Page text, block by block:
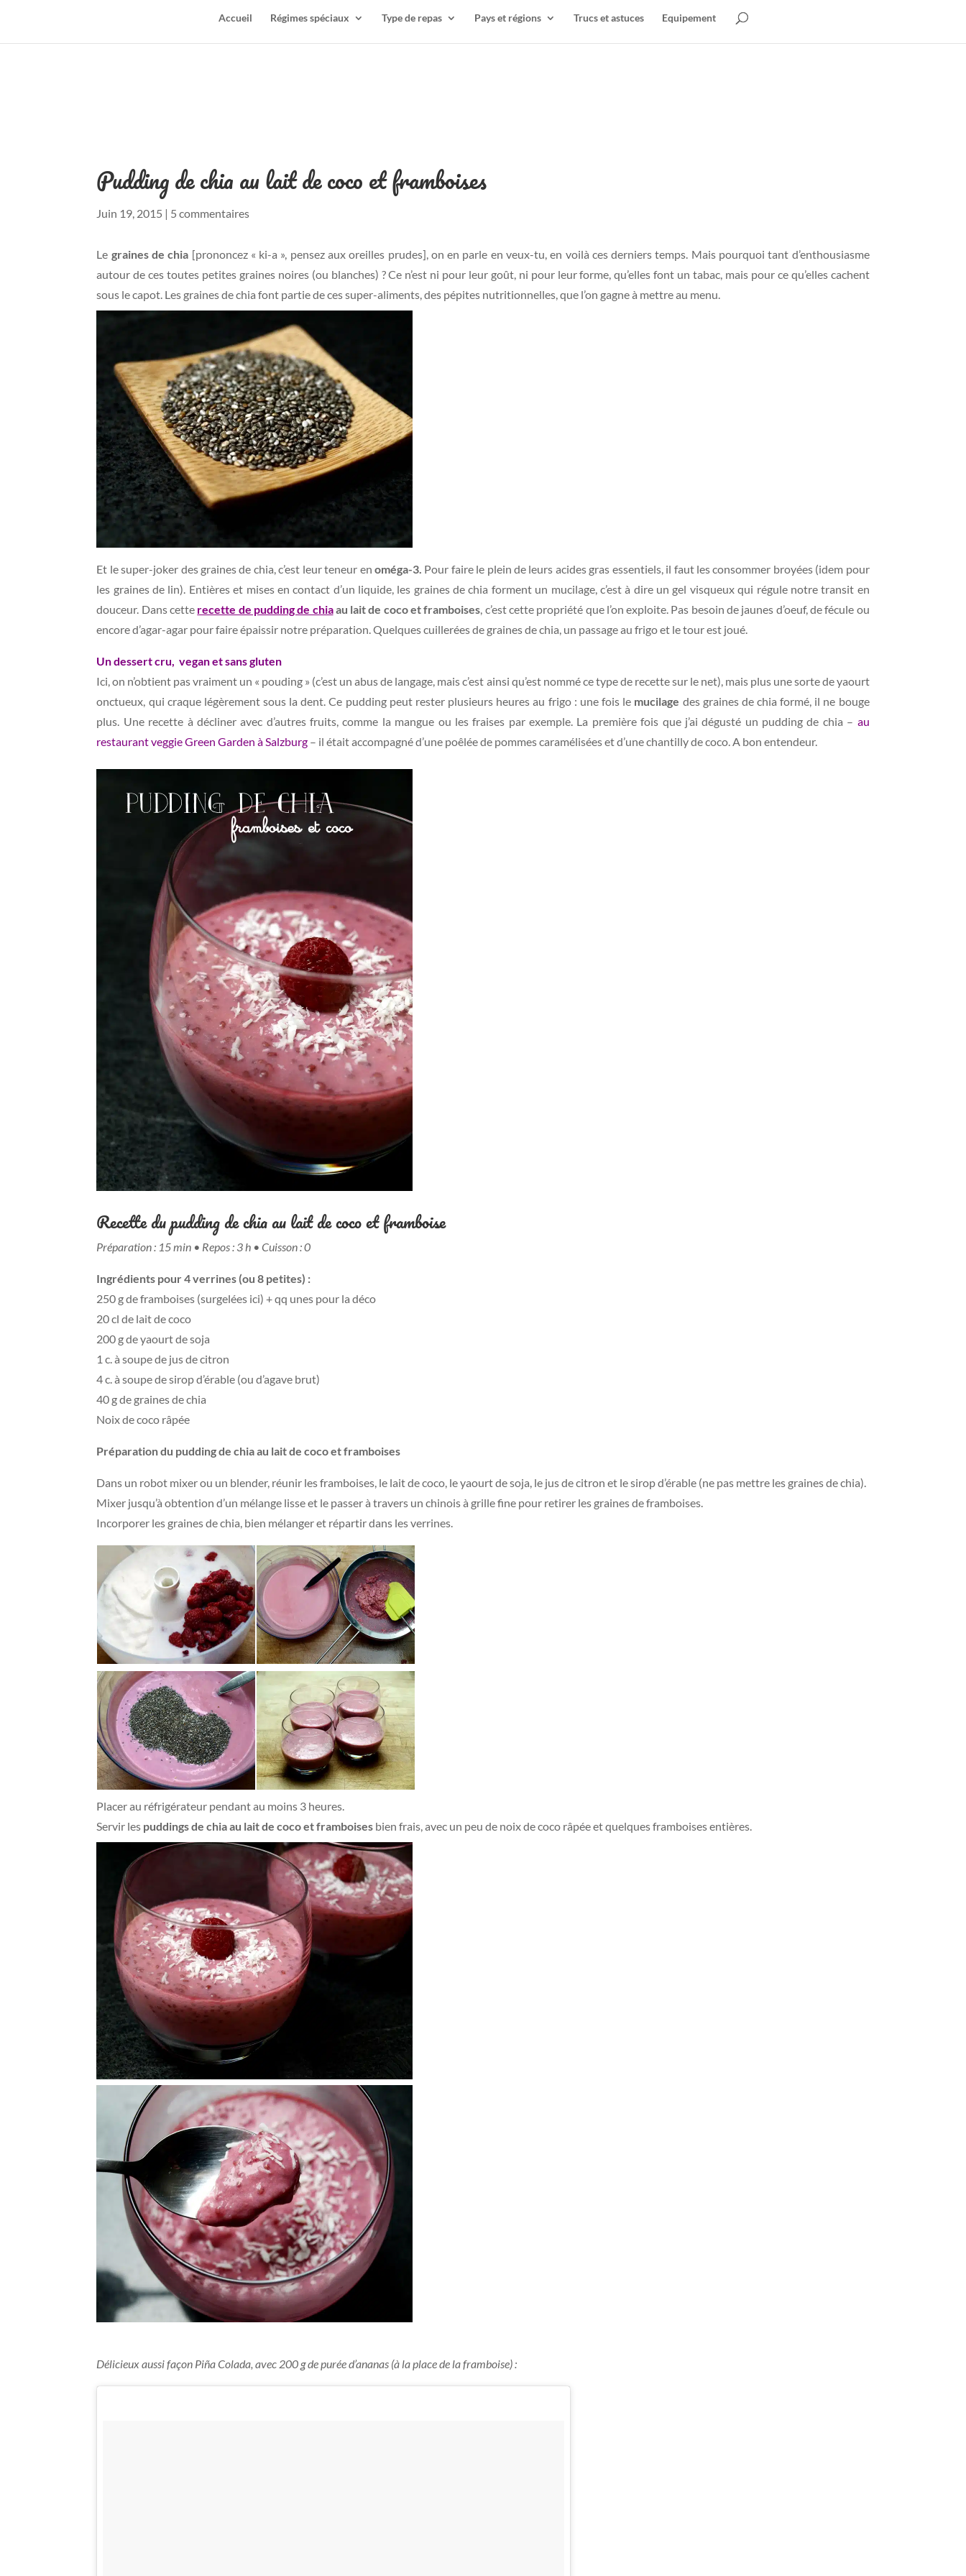
Accueil Régimes spéciaux Type de repas Pays et régions Trucs et astuces Equipement
Pudding de chia au lait de coco et framboises
Juin 19, 2015 | 5 commentaires
Le graines de chia [prononcez « ki-a », pensez aux oreilles prudes], on en parle en veux-tu, en voilà ces derniers temps. Mais pourquoi tant d’enthousiasme
autour de ces toutes petites graines noires (ou blanches) ? Ce n’est ni pour leur goût, ni pour leur forme, qu’elles font un tabac, mais pour ce qu’elles cachent
sous le capot. Les graines de chia font partie de ces super-aliments, des pépites nutritionnelles, que l’on gagne à mettre au menu.
Et le super-joker des graines de chia, c’est leur teneur en oméga-3. Pour faire le plein de leurs acides gras essentiels, il faut les consommer broyées (idem pour
les graines de lin). Entières et mises en contact d’un liquide, les graines de chia forment un mucilage, c’est à dire un gel visqueux qui régule notre transit en
douceur. Dans cette recette de pudding de chiaau lait de coco et framboises, c’est cette propriété que l’on exploite. Pas besoin de jaunes d’oeuf, de fécule ou
encore d’agar-agar pour faire épaissir notre préparation. Quelques cuillerées de graines de chia, un passage au frigo et le tour est joué.
Un dessert cru, vegan et sans gluten
Ici, on n’obtient pas vraiment un « pouding » (c’est un abus de langage, mais c’est ainsi qu’est nommé ce type de recette sur le net), mais plus une sorte de yaourt
onctueux, qui craque légèrement sous la dent. Ce pudding peut rester plusieurs heures au frigo : une fois le mucilage des graines de chia formé, il ne bouge
plus. Une recette à décliner avec d’autres fruits, comme la mangue ou les fraises par exemple. La première fois que j’ai dégusté un pudding de chia – au
restaurant veggie Green Garden à Salzburg – il était accompagné d’une poêlée de pommes caramélisées et d’une chantilly de coco. A bon entendeur.
Recette du pudding de chia au lait de coco et framboise
Préparation : 15 min • Repos : 3 h • Cuisson : 0
Ingrédients pour 4 verrines (ou 8 petites) :
250 g de framboises (surgelées ici) + qq unes pour la déco
20 cl de lait de coco
200 g de yaourt de soja
1 c. à soupe de jus de citron
4 c. à soupe de sirop d’érable (ou d’agave brut)
40 g de graines de chia
Noix de coco râpée
Préparation du pudding de chia au lait de coco et framboises
Dans un robot mixer ou un blender, réunir les framboises, le lait de coco, le yaourt de soja, le jus de citron et le sirop d’érable (ne pas mettre les graines de chia).
Mixer jusqu’à obtention d’un mélange lisse et le passer à travers un chinois à grille fine pour retirer les graines de framboises.
Incorporer les graines de chia, bien mélanger et répartir dans les verrines.
Placer au réfrigérateur pendant au moins 3 heures.
Servir les puddings de chia au lait de coco et framboises bien frais, avec un peu de noix de coco râpée et quelques framboises entières.
Délicieux aussi façon Piña Colada, avec 200 g de purée d’ananas (à la place de la framboise) :